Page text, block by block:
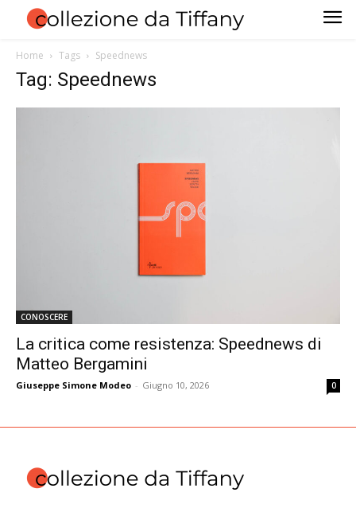
Home Tags Speednews
Tag: Speednews
CONOSCERE
La critica come resistenza: Speednews di
Matteo Bergamini
Giuseppe Simone Modeo - Giugno 10, 2026 0